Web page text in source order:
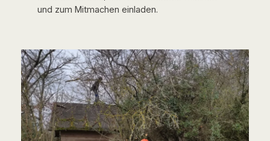
und zum Mitmachen einladen.